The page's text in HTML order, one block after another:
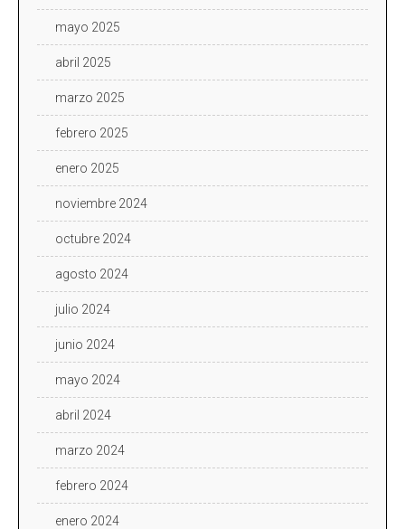
mayo 2025
abril 2025
marzo 2025
febrero 2025
enero 2025
noviembre 2024
octubre 2024
agosto 2024
julio 2024
junio 2024
mayo 2024
abril 2024
marzo 2024
febrero 2024
enero 2024